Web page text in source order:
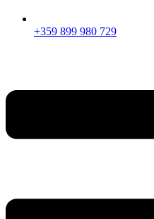
+359 899 980 729